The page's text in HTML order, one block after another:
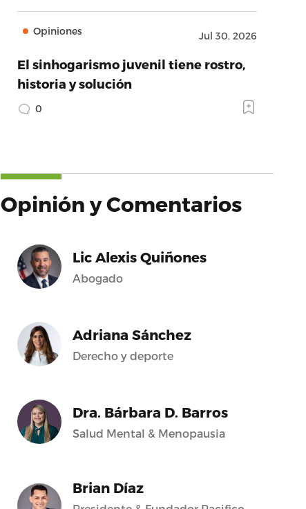
Opiniones Jul 30, 2026
El sinhogarismo juvenil tiene rostro,
historia y solución
0
Opinión y Comentarios
Lic Alexis Quiñones
Abogado
Adriana Sánchez
Derecho y deporte
Dra. Bárbara D. Barros
Salud Mental & Menopausia
Brian Díaz